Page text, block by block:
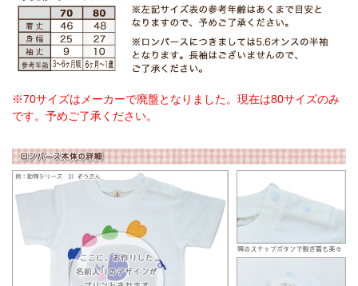
※70サイズはメーカーで廃盤となりました。現在は80サイズのみ
です。予めご了承ください。